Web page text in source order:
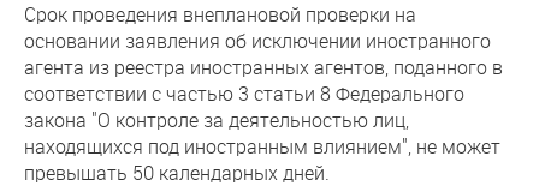
Срок проведения внеплановой проверки на
основании заявления об исключении иностранного
агента из реестра иностранных агентов, поданного в
соответствии с частью 3 статьи 8 Федерального
закона "О контроле за деятельностью лиц,
находящихся под иностранным влиянием", не может
превышать 50 календарных дней.